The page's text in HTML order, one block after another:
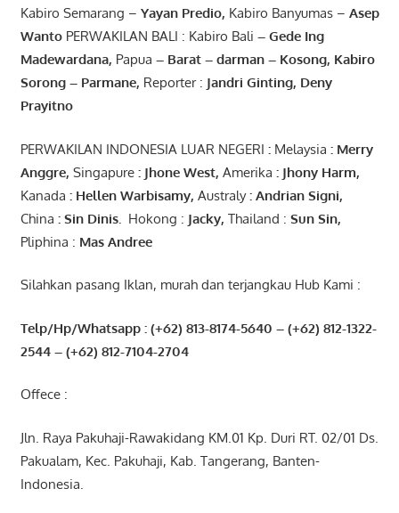
Kabiro Semarang – Yayan Predio, Kabiro Banyumas – Asep
WantoPERWAKILAN BALI : Kabiro Bali – Gede Ing
Madewardana, Papua – Barat – darman– Kosong, Kabiro
Sorong– Parmane, Reporter : Jandri Ginting, Deny
Prayitno
PERWAKILAN INDONESIA LUAR NEGERI : Melaysia : Merry
Anggre, Singapure: JhoneWest, Amerika : JhonyHarm,
Kanada : Hellen Warbisamy, Australy: Andrian Signi,
China : Sin Dinis. Hokong : Jacky, Thailand : Sun Sin,
Pliphina : Mas Andree
Silahkan pasang Iklan, murah dan terjangkau Hub Kami :
Telp/Hp/Whatsapp : (+62) 813-8174-5640 – (+62) 812-1322-
2544– (+62) 812-7104-2704
Offece :
Jln. Raya Pakuhaji-Rawakidang KM.01 Kp. Duri RT. 02/01 Ds.
Pakualam, Kec. Pakuhaji, Kab. Tangerang, Banten-
Indonesia.